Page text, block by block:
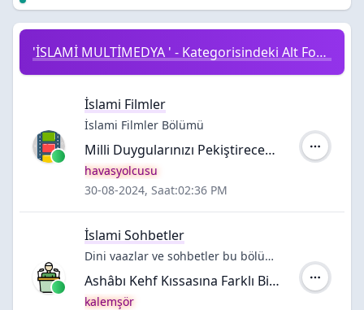
'İSLAMİ MULTİMEDYA ' - Kategorisindeki Alt Forumlar
İslami Filmler
İslami Filmler Bölümü
Milli Duygularınızı Pekiştirecek Ve Ufkunuzu Açacak Filmler - Videolar 2
Yazar:
havasyolcusu
30-08-2024, Saat:02:36 PM
İslami Sohbetler
Dini vaazlar ve sohbetler bu bölümde
Ashâbı Kehf Kıssasına Farklı Bir Bakış (Mülahaza-1)
Yazar:
kalemşör